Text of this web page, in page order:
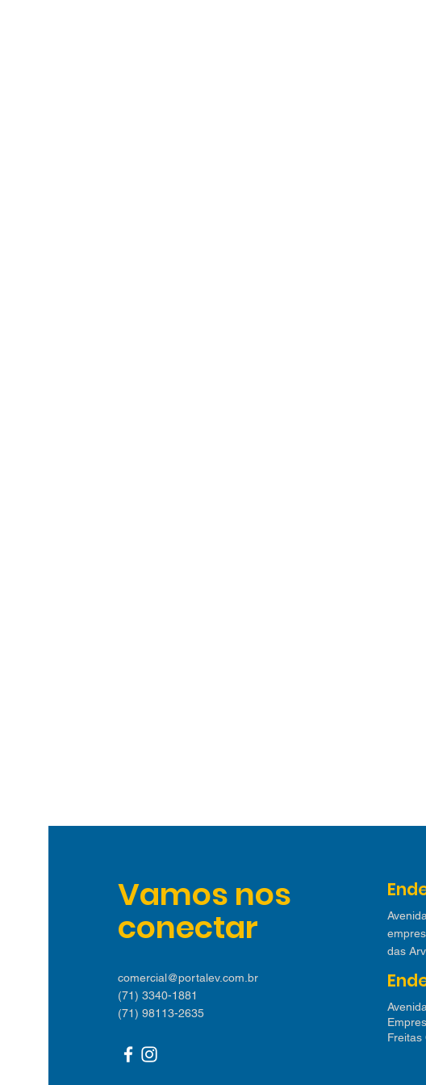
Vamos nos
conectar
comercial@portalev.com.br
(71) 3340-1881
(71) 98113-2635
das
Freitas